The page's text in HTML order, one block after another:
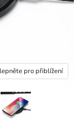
pro přiblížení